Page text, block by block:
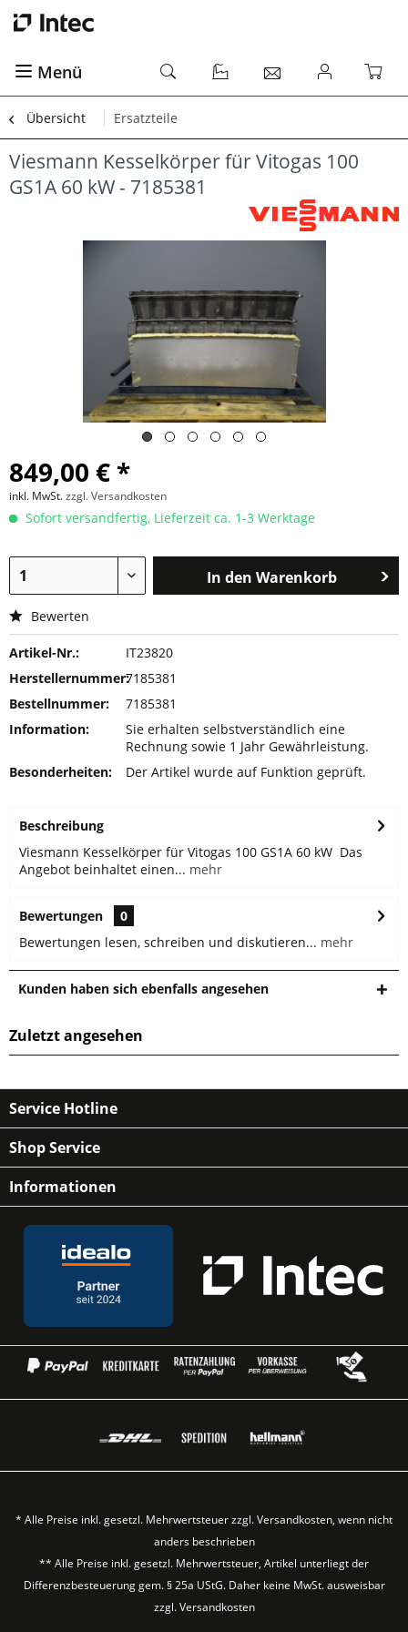
Menü
Übersicht Ersatzteile
Viesmann Kesselkörper für Vitogas 100
GS1A 60 kW - 7185381
849,00 € *
inkl. MwSt.zzgl. Versandkosten
Sofort versandfertig, Lieferzeit ca. 1-3 Werktage
In den Warenkorb
Bewerten
Artikel-Nr.:
IT23820
Herstellernummer:7185381
Bestellnummer:
7185381
Information:
Sie erhalten selbstverständlich eine
Rechnung sowie 1 Jahr Gewährleistung.
Besonderheiten:
Der Artikel wurde auf Funktion geprüft.
Beschreibung
Viesmann Kesselkörper für Vitogas 100 GS1A 60 kW Das
Angebot beinhaltet einen... mehr
Bewertungen
0
Bewertungen lesen, schreiben und diskutieren... mehr
Kunden haben sich ebenfalls angesehen
Zuletzt angesehen
Service Hotline
Shop Service
Informationen
* Alle Preise inkl. gesetzl. Mehrwertsteuer zzgl.Versandkosten, wenn nicht
anders beschrieben
** Alle Preise inkl. gesetzl. Mehrwertsteuer, Artikel unterliegt der
Differenzbesteuerung gem. § 25a UStG. Daher keine MwSt. ausweisbar
zzgl.Versandkosten